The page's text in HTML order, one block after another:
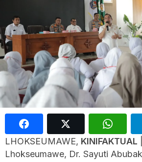
LHOKSEUMAWE, KINIFAKTUAL
Lhokseumawe, Dr. Sayuti